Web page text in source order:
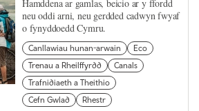
Hamddena ar gamlas, beicio ar y ffordd
neu oddi arni, neu gerdded cadwyn fwyaf
o fynyddoedd Cymru.
Canllawiau hunan-arwain
Eco
Trenau a Rheilffyrdd
Canals
Trafnidiaeth a Theithio
Cefn Gwlad
Rhestr